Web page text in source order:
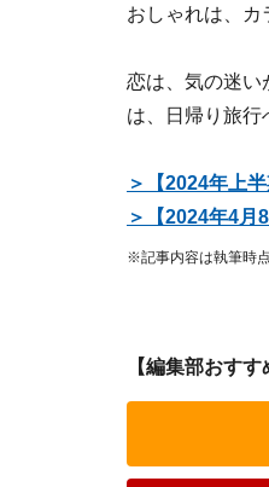
おしゃれは、カ
恋は、気の迷い
は、日帰り旅行
＞【2024年上
＞【2024年4月
※記事内容は執筆時
【編集部おすす